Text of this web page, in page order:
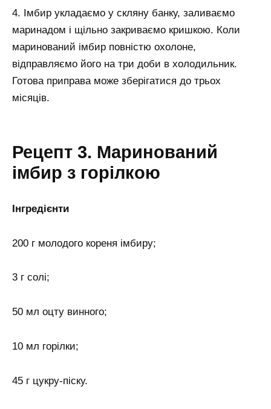
4. Імбир укладаємо у скляну банку, заливаємо
маринадом і щільно закриваємо кришкою. Коли
маринований імбир повністю охолоне,
відправляємо його на три доби в холодильник.
Готова приправа може зберігатися до трьох
місяців.
Рецепт 3. Маринований
імбир з горілкою
Інгредієнти
200 г молодого кореня імбиру;
3 г солі;
50 мл оцту винного;
10 мл горілки;
45 г цукру-піску.